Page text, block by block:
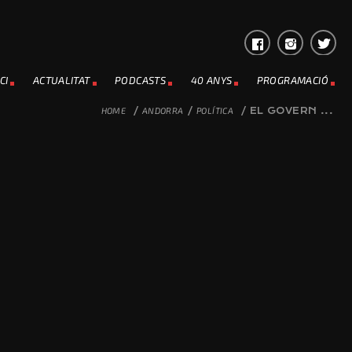
ACTUALITAT PODCASTS 40 ANYS PROGRAMACIÓ
HOME / ANDORRA / POLÍTICA / EL GOVERN ...